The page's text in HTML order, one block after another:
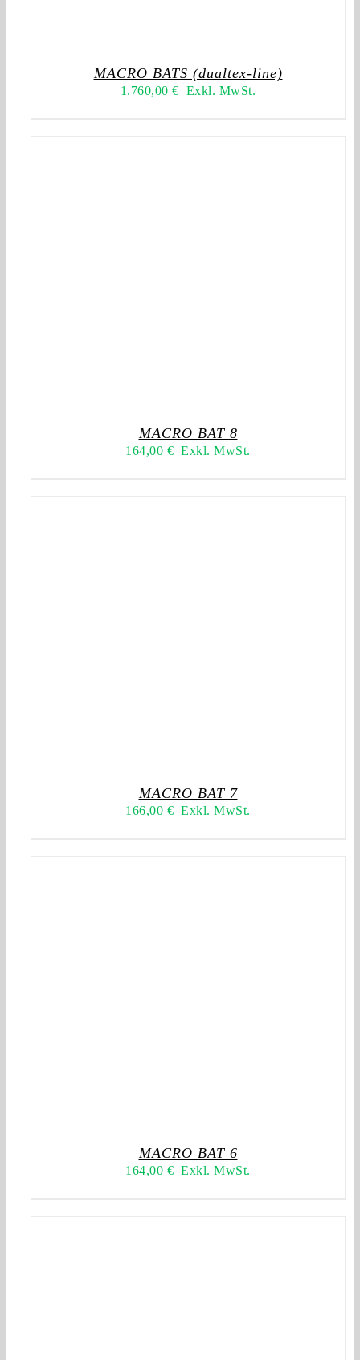
MACRO BATS (dualtex-line)
1.760,00€ Exkl. MwSt.
MACRO BAT 8
164,00 € Exkl. MwSt.
MACRO BAT 7
166,00 € Exkl. MwSt.
MACRO BAT 6
164,00 € Exkl. MwSt.